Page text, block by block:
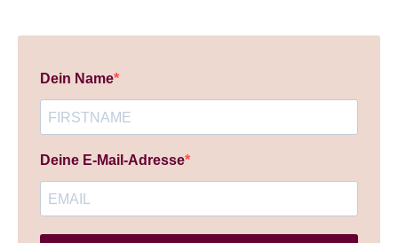
Dein Name
Deine E-Mail-Adresse